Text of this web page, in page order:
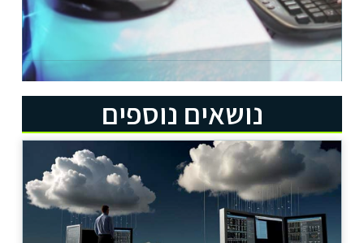
נושאים נוספים